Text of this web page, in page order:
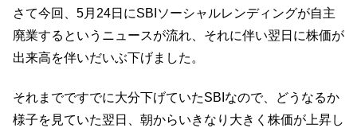
さて今回、5月24日にSBIソーシャルレンディングが自主
廃業するというニュースが流れ、それに伴い翌日に株価が
出来高を伴いだいぶ下げました。
それまでですでに大分下げていたSBIなので、どうなるか
様子を見ていた翌日、朝からいきなり大きく株価が上昇し